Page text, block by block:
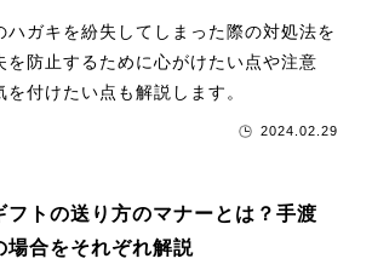
ハガキを紛失してしまった際の対処法を
を防止するために心がけたい点や注意
を付けたい点も解説します。
2024.02.29
フトの送り方のマナーとは？手渡
場合をそれぞれ解説